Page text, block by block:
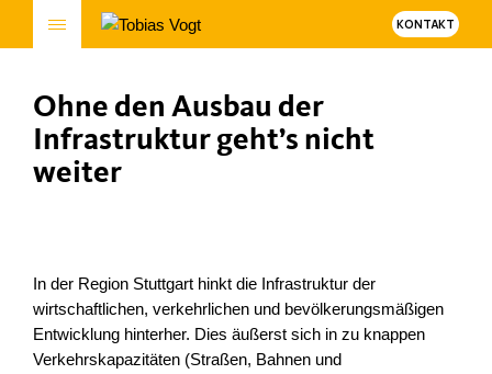
KONTAKT
Ohne den Ausbau der
Infrastruktur geht’s nicht
weiter
In der Region Stuttgart hinkt die Infrastruktur der
wirtschaftlichen, verkehrlichen und bevölkerungsmäßigen
Entwicklung hinterher. Dies äußerst sich in zu knappen
Verkehrskapazitäten (Straßen, Bahnen und